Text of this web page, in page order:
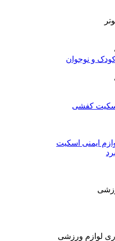
و نوجوان
کفشی
ایمنی اسکیت
لوازم ورزشی